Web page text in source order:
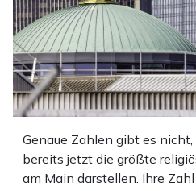
Genaue Zahlen gibt es
bereits jetzt die größte
am Main darstellen. Ihre